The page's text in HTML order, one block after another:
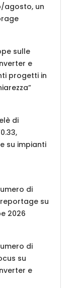
agosto, un
sulle
e
progetti in
di
su impianti
di
su
2026
di
su
e